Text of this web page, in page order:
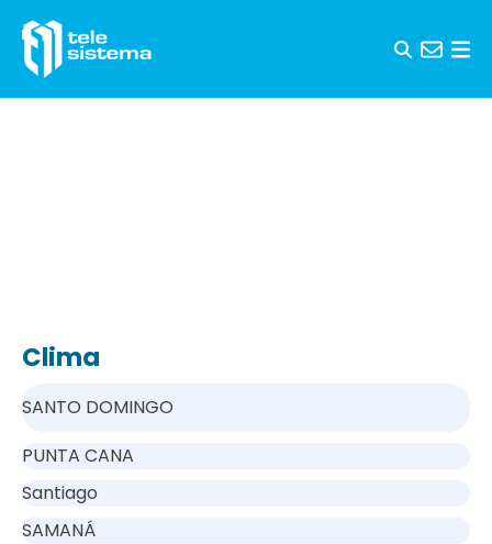
Clima
SANTO DOMINGO
PUNTA CANA
Santiago
SAMANÁ